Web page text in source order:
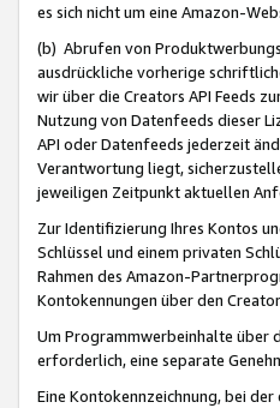
es sich nicht um eine Amazon-
(b) Abrufen von
ausdrückliche vorherige
wir über die Creators API Feeds
Nutzung von Datenfeeds dieser
API oder Datenfeeds jederzeit
Verantwortung liegt,
jeweiligen Zeitpunkt aktuellen
Zur Identifizierung Ihres Kontos
Schlüssel und einem privaten
Rahmen des Amazon-
Kontokennungen über den
Um Programmwerbeinhalte über
erforderlich, eine separate
Eine Kontokennzeichnung, bei